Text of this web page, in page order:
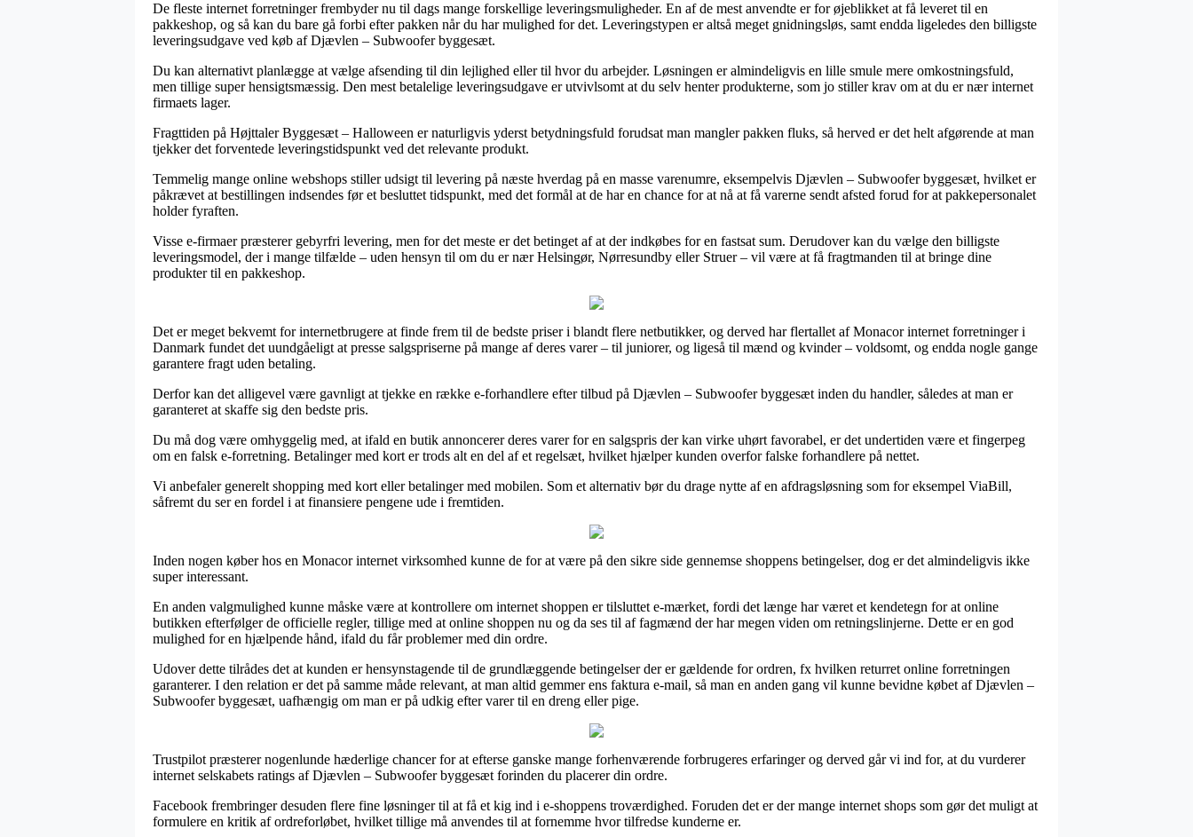
De fleste internet forretninger frembyder nu til dags mange forskellige leveringsmuligheder. En af de mest anvendte er for øjeblikket at få leveret til en
pakkeshop, og så kan du bare gå forbi efter pakken når du har mulighed for det. Leveringstypen er altså meget gnidningsløs, samt endda ligeledes den billigste
leveringsudgave ved køb af Djævlen – Subwoofer byggesæt.
Du kan alternativt planlægge at vælge afsending til din lejlighed eller til hvor du arbejder. Løsningen er almindeligvis en lille smule mere omkostningsfuld,
men tillige super hensigtsmæssig. Den mest betalelige leveringsudgave er utvivlsomt at du selv henter produkterne, som jo stiller krav om at du er nær internet
firmaets lager.
Fragttiden på Højttaler Byggesæt – Halloween er naturligvis yderst betydningsfuld forudsat man mangler pakken fluks, så herved er det helt afgørende at man
tjekker det forventede leveringstidspunkt ved det relevante produkt.
Temmelig mange online webshops stiller udsigt til levering på næste hverdag på en masse varenumre, eksempelvis Djævlen – Subwoofer byggesæt, hvilket er
påkrævet at bestillingen indsendes før et besluttet tidspunkt, med det formål at de har en chance for at nå at få varerne sendt afsted forud for at pakkepersonalet
holder fyraften.
Visse e-firmaer præsterer gebyrfri levering, men for det meste er det betinget af at der indkøbes for en fastsat sum. Derudover kan du vælge den billigste
leveringsmodel, der i mange tilfælde – uden hensyn til om du er nær Helsingør, Nørresundby eller Struer – vil være at få fragtmanden til at bringe dine
produkter til en pakkeshop.
Det er meget bekvemt for internetbrugere at finde frem til de bedste priser i blandt flere netbutikker, og derved har flertallet af Monacor internet forretninger i
Danmark fundet det uundgåeligt at presse salgspriserne på mange af deres varer – til juniorer, og ligeså til mænd og kvinder – voldsomt, og endda nogle gange
garantere fragt uden betaling.
Derfor kan det alligevel være gavnligt at tjekke en række e-forhandlere efter tilbud på Djævlen – Subwoofer byggesæt inden du handler, således at man er
garanteret at skaffe sig den bedste pris.
Du må dog være omhyggelig med, at ifald en butik annoncerer deres varer for en salgspris der kan virke uhørt favorabel, er det undertiden være et fingerpeg
om en falsk e-forretning. Betalinger med kort er trods alt en del af et regelsæt, hvilket hjælper kunden overfor falske forhandlere på nettet.
Vi anbefaler generelt shopping med kort eller betalinger med mobilen. Som et alternativ bør du drage nytte af en afdragsløsning som for eksempel ViaBill,
såfremt du ser en fordel i at finansiere pengene ude i fremtiden.
Inden nogen køber hos en Monacor internet virksomhed kunne de for at være på den sikre side gennemse shoppens betingelser, dog er det almindeligvis ikke
super interessant.
En anden valgmulighed kunne måske være at kontrollere om internet shoppen er tilsluttet e-mærket, fordi det længe har været et kendetegn for at online
butikken efterfølger de officielle regler, tillige med at online shoppen nu og da ses til af fagmænd der har megen viden om retningslinjerne. Dette er en god
mulighed for en hjælpende hånd, ifald du får problemer med din ordre.
Udover dette tilrådes det at kunden er hensynstagende til de grundlæggende betingelser der er gældende for ordren, fx hvilken returret online forretningen
garanterer. I den relation er det på samme måde relevant, at man altid gemmer ens faktura e-mail, så man en anden gang vil kunne bevidne købet af Djævlen –
Subwoofer byggesæt, uafhængig om man er på udkig efter varer til en dreng eller pige.
Trustpilot præsterer nogenlunde hæderlige chancer for at efterse ganske mange forhenværende forbrugeres erfaringer og derved går vi ind for, at du vurderer
internet selskabets ratings af Djævlen – Subwoofer byggesæt forinden du placerer din ordre.
Facebook frembringer desuden flere fine løsninger til at få et kig ind i e-shoppens troværdighed. Foruden det er der mange internet shops som gør det muligt at
formulere en kritik af ordreforløbet, hvilket tillige må anvendes til at fornemme hvor tilfredse kunderne er.